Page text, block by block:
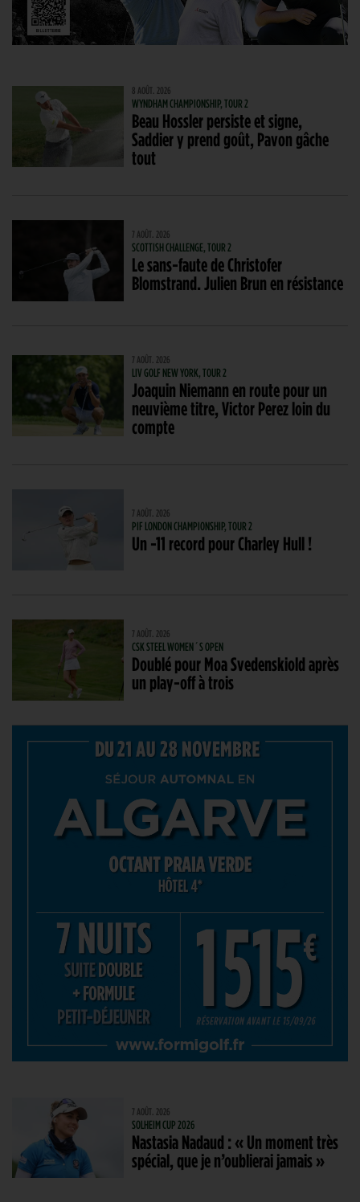
8 AOÛT. 2026
WYNDHAM CHAMPIONSHIP, TOUR 2
Beau Hossler persiste et signe,
Saddier y prend goût, Pavon gâche
tout
7 AOÛT. 2026
SCOTTISH CHALLENGE, TOUR 2
Le sans-faute de Christofer
Blomstrand. Julien Brun en résistance
7 AOÛT. 2026
LIV GOLF NEW YORK, TOUR 2
Joaquin Niemann en route pour un
neuvième titre, Victor Perez loin du
compte
7 AOÛT. 2026
PIF LONDON CHAMPIONSHIP, TOUR 2
Un -11 record pour Charley Hull !
7 AOÛT. 2026
CSK STEEL WOMEN´S OPEN
Doublé pour Moa Svedenskiold après
un play-off à trois
7 AOÛT. 2026
SOLHEIM CUP 2026
Nastasia Nadaud : « Un moment très
spécial, que je n’oublierai jamais »